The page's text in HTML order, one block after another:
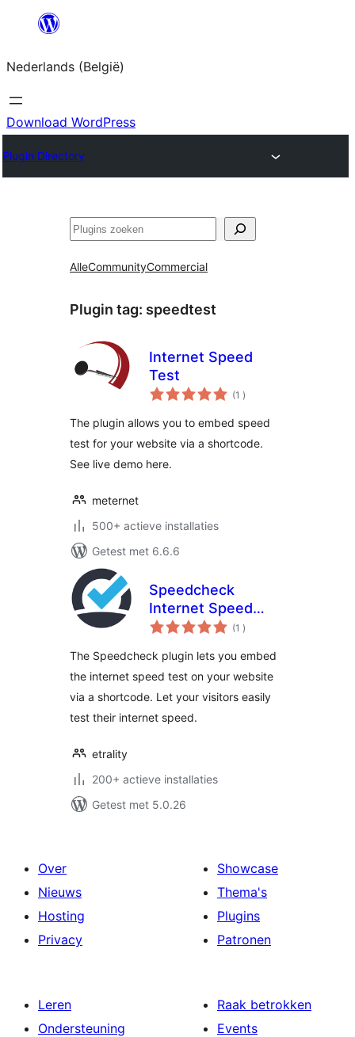
Spring
de
inhoud
Nederlands (België)
Download WordPress
Plugin Directory
Zoeken
AlleCommunityCommercial
Plugin tag: speedtest
Internet Speed
Test
(1 aantal
beoordelingen
)
The plugin allows you to embed speed
test for your website via a shortcode.
See live demo here.
meternet
500+ actieve installaties
Getest met 6.6.6
Speedcheck
Internet Speed
Test
(1 aantal
beoordelingen
)
The Speedcheck plugin lets you embed
the internet speed test on your website
via a shortcode. Let your visitors easily
test their internet speed.
etrality
200+ actieve installaties
Getest met 5.0.26
Over
Nieuws
Hosting
Privacy
Showcase
Thema's
Plugins
Patronen
Leren
Ondersteuning
Raak betrokken
Events